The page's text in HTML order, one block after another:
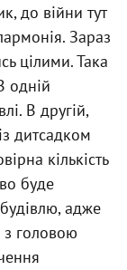
до війни тут
Зараз
цілими. Така
одній
В другій,
дитсадком
кількість
буде
адже
з головою